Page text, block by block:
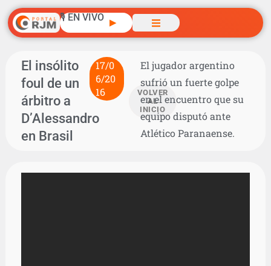
🎙️ EN VIVO ▶
El insólito
foul de un
árbitro a
D’Alessandro
en Brasil
17/0
6/20
16
VOLVER
AL
INICIO
El jugador argentino
sufrió un fuerte golpe
en el encuentro que su
equipo disputó ante
Atlético Paranaense.